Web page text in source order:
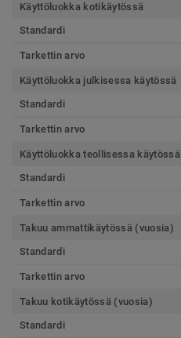
Käyttöluokka kotikäytössä
Standardi
Tarkettin arvo
Käyttöluokka julkisessa käytössä
Standardi
Tarkettin arvo
Käyttöluokka teollisessa käytössä
Standardi
Tarkettin arvo
Takuu ammattikäytössä (vuosia)
Standardi
Tarkettin arvo
Takuu kotikäytössä (vuosia)
Standardi